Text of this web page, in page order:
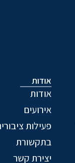
אודות
אודות
אירועים
פעילות
בתקשורת
יצירת קשר